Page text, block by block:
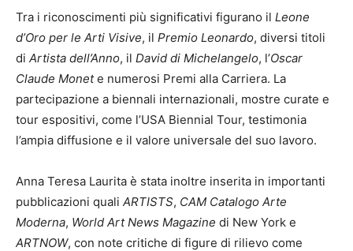
Tra i riconoscimenti più significativi figurano il Leone
d’Oro per le Arti Visive, il Premio Leonardo, diversi titoli
di Artista dell’Anno, il David di Michelangelo, l’Oscar
Claude Monete numerosi Premi alla Carriera. La
partecipazione a biennali internazionali, mostre curate e
tour espositivi, come l’USA Biennial Tour, testimonia
l’ampia diffusione e il valore universale del suo lavoro.
Anna Teresa Laurita è stata inoltre inserita in importanti
pubblicazioni quali ARTISTS, CAM Catalogo Arte
Moderna, World Art News Magazine di New York e
ARTNOW, con note critiche di figure di rilievo come